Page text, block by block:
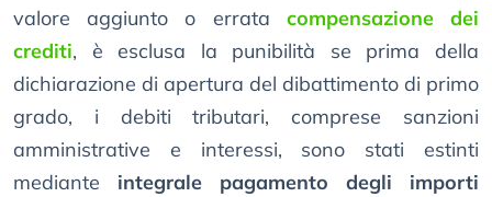
valore aggiunto o errata compensazione dei
crediti, è esclusa la punibilità se prima della
dichiarazione di apertura del dibattimento di primo
grado, i debiti tributari, comprese sanzioni
amministrative e interessi, sono stati estinti
mediante integrale pagamento degli importi